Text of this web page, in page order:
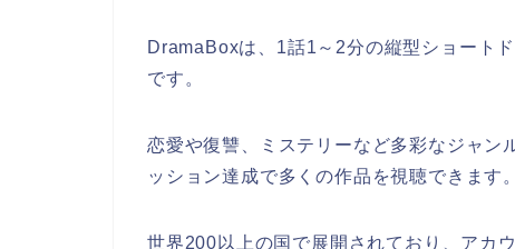
DramaBoxは、1話1～2分の縦型ショート
です。
恋愛や復讐、ミステリーなど多彩なジャン
ッション達成で多くの作品を視聴できます。
世界200以上の国で展開されており、アカ